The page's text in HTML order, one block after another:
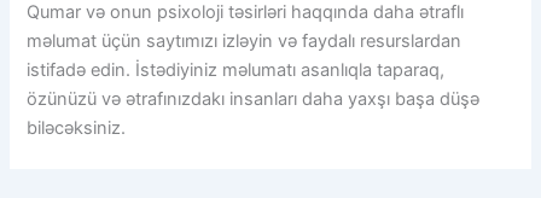
Qumar və onun psixoloji təsirləri haqqında daha ətraflı
məlumat üçün saytımızı izləyin və faydalı resurslardan
istifadə edin. İstədiyiniz məlumatı asanlıqla taparaq,
özünüzü və ətrafınızdakı insanları daha yaxşı başa düşə
biləcəksiniz.